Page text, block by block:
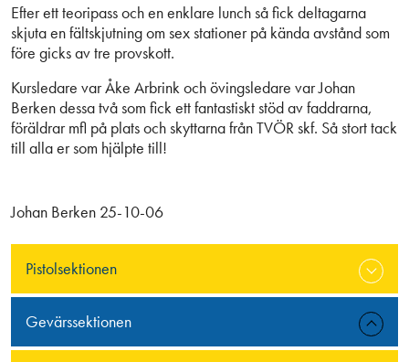
Pistolsektionen
Gevärssektionen
Efter ett teoripass och en enklare lunch så fick deltagarna
skjuta en fältskjutning om sex stationer på kända avstånd som
före gicks av tre provskott.
Kursledare var Åke Arbrink och övingsledare var Johan
Berken dessa två som fick ett fantastiskt stöd av faddrarna,
föräldrar mfl på plats och skyttarna från TVÖR skf. Så stort tack
till alla er som hjälpte till!
Johan Berken 25-10-06